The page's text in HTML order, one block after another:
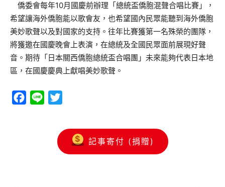
僑委會每年10月國慶前辦理「總統盃僑胞混聲合唱比賽」，
希望讓海外僑胞能以歌會友，也希望國內民眾能聽到海外僑胞
美妙歌聲以及對國家的支持。往年比賽獲第一名殊榮的團隊，
將獲邀在國慶晚會上表演，在總統及全國民眾面前展現好聲
音。期待「日本關西僑胞總統盃合唱團」未來能夠代表日本地
區，在國慶慶典上獻唱美妙歌聲。
Facebook
Line
記事寄付 (捐贈)